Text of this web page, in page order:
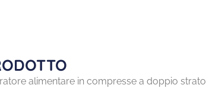
alimentare in compresse a doppio strato